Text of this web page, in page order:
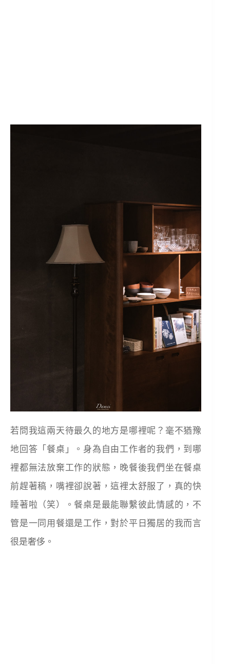
若問我這兩天待最久的地方是哪裡呢？毫不猶豫
地回答「餐桌」。身為自由工作者的我們，到哪
裡都無法放棄工作的狀態，晚餐後我們坐在餐桌
前趕著稿，嘴裡卻說著，這裡太舒服了，真的快
睡著啦（笑）。餐桌是最能聯繫彼此情感的，不
管是一同用餐還是工作，對於平日獨居的我而言
很是奢侈。